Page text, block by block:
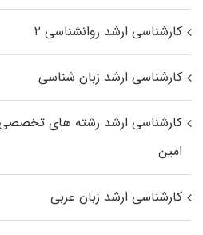
کارشناسی ارشد روانشناسی ۲
کارشناسی ارشد زبان شناسی
کارشناسی ارشد رﺷﺘﻪ ﻫﺎی تخصصی
اﻣﻴﻦ
کارشناسی ارشد زبان عربی